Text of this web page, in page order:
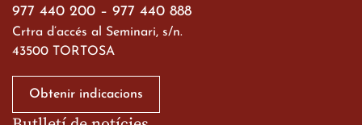
977 440 200 – 977 440 888
Crtra d’accés al Seminari, s/n.
43500 TORTOSA
Obtenir indicacions